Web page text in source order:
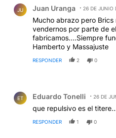
JU Juan Uranga 26 DE JUNIO
Mucho abrazo pero
vendernos por parte de
fabricamos....Siempre
Hamberto y Massajuste
RESPONDER 2 0
ET Eduardo Tonelli 26 DE
que repulsivo es el
RESPONDER 1 0